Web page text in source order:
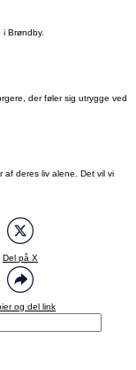
Brøndby.
der føler sig utrygge ved
af deres liv alene. Det vil vi
Del på X
og del link